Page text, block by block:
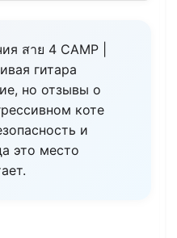
สาย 4 CAMP |
гитара
но отзывы о
коте
и
это место